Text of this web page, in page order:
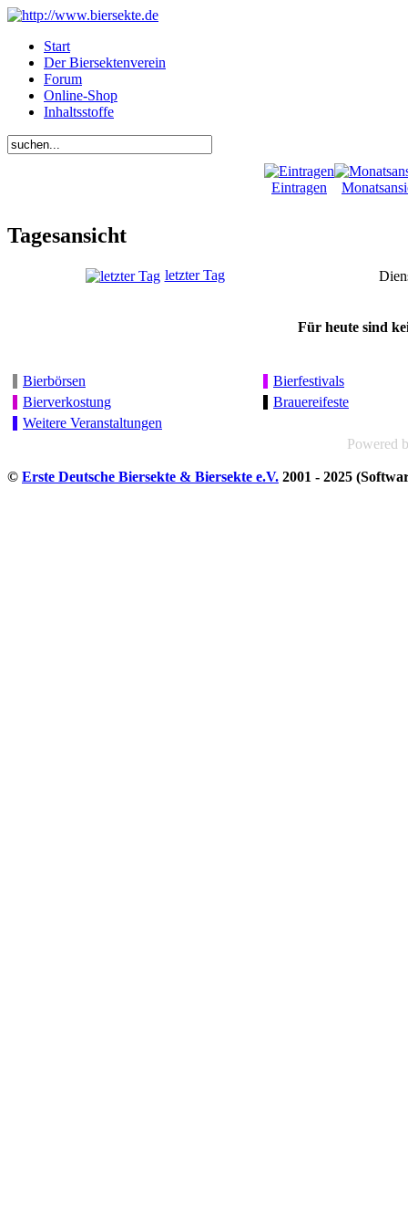
Start
Der Biersektenverein
Forum
Online-Shop
Inhaltsstoffe
Eintragen
Tagesansicht
letzter Tag
Für heute sind
Bierbörsen
Bierfestivals
Bierverkostung
Brauereifeste
Weitere Veranstaltungen
Powered
© Erste Deutsche Biersekte & Biersekte e.V. 2001 - 2025